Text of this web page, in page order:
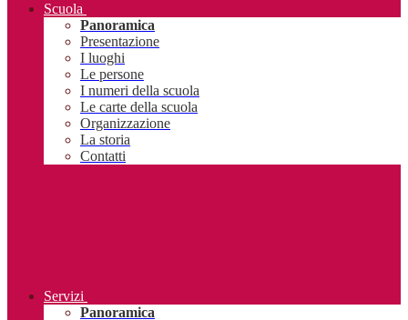
Scuola
Panoramica
Presentazione
I luoghi
Le persone
I numeri della scuola
Le carte della scuola
Organizzazione
La storia
Contatti
Servizi
Panoramica